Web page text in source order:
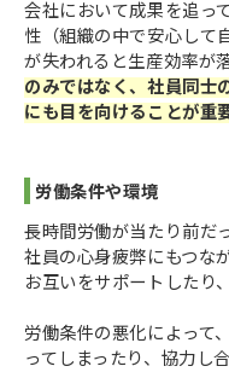
会社において成果を追っ
性（組織の中で安心して
が失われると生産効率が
のみではなく、社員同士
にも目を向けることが重
労働条件や環境
長時間労働が当たり前だ
社員の心身疲弊にもつな
お互いをサポートしたり
労働条件の悪化によって
ってしまったり、協力し